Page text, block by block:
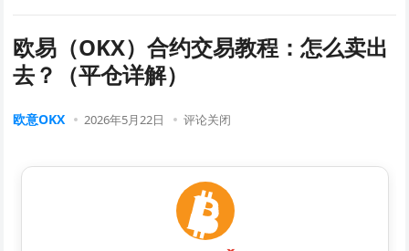
欧易（OKX）合约交易教程：怎么卖出
去？（平仓详解）
欧意OKX 2026年5月22日 评论关闭